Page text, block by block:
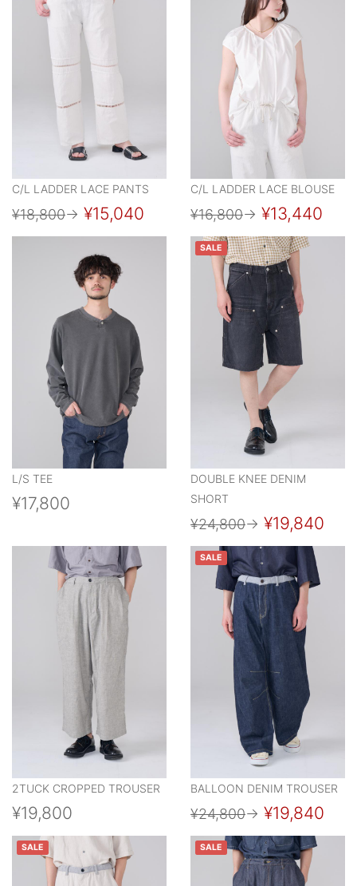
C/L LADDER LACE PANTS
¥18,800→ ¥15,040
C/L LADDER LACE BLOUSE
¥16,800→ ¥13,440
L/S TEE
¥17,800
SALE
DOUBLE KNEE DENIM
SHORT
¥24,800→ ¥19,840
2TUCK CROPPED TROUSER
¥19,800
SALE
BALLOON DENIM TROUSER
¥24,800→ ¥19,840
SALE SALE